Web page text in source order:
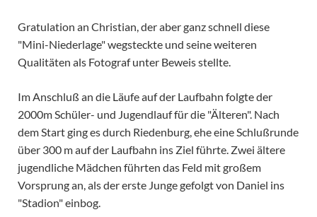
Gratulation an Christian, der aber ganz schnell diese
"Mini-Niederlage" wegsteckte und seine weiteren
Qualitäten als Fotograf unter Beweis stellte.
Im Anschluß an die Läufe auf der Laufbahn folgte der
2000m Schüler- und Jugendlauf für die "Älteren". Nach
dem Start ging es durch Riedenburg, ehe eine Schlußrunde
über 300 m auf der Laufbahn ins Ziel führte. Zwei ältere
jugendliche Mädchen führten das Feld mit großem
Vorsprung an, als der erste Junge gefolgt von Daniel ins
"Stadion" einbog.